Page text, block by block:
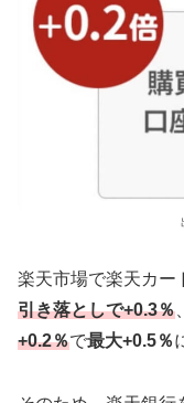
楽天市場で楽天カー
引き落としで+0.3％
+0.2％で最大+0.5％